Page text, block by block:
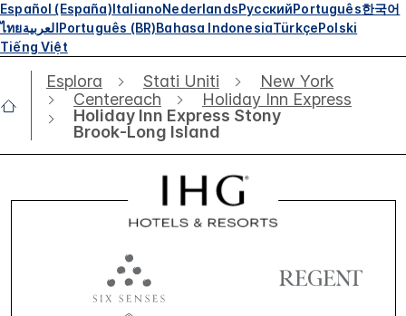
Español (España)ItalianoNederlandsРусскийPortuguês한국어
ไทยالعربيةPortuguês (BR)Bahasa IndonesiaTürkçePolski
Tiếng Việt
Esplora Stati Uniti
New York
Centereach
Holiday Inn Express
Holiday Inn Express Stony
Brook-Long Island